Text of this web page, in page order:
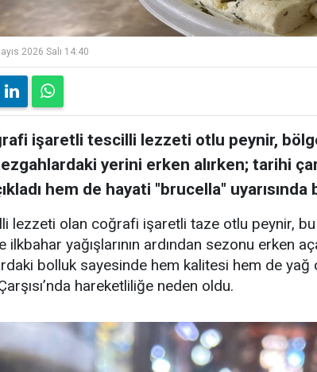
2026 Salı 14:40
işaretli tescilli lezzeti otlu peynir,
yerini erken alırken; tarihi
hem de hayati "brucella" uyarısında
lezzeti olan coğrafi işaretli taze otlu peynir,
ilkbahar yağışlarının ardından sezonu erken
bolluk sayesinde hem kalitesi hem de yağ
hareketliliğe neden oldu.